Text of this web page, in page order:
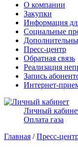
О компании
Закупки
Информация
Социальные
Пресс-центр
Обратная связь
Реализация
Запись
Интернет-
Личный
Оплата газа
Главная /Пресс-